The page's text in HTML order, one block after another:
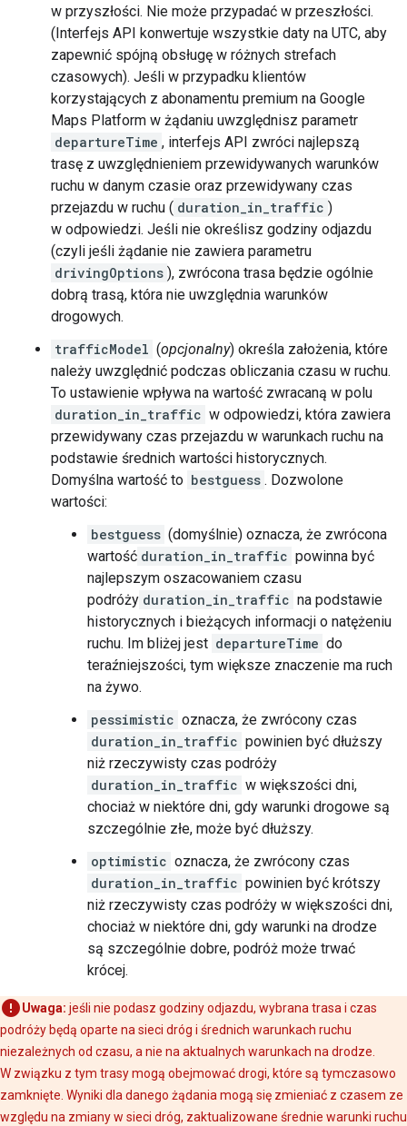
w przyszłości. Nie może przypadać w przeszłości.
(Interfejs API konwertuje wszystkie daty na UTC, aby
zapewnić spójną obsługę w różnych strefach
czasowych). Jeśli w przypadku klientów
korzystających z abonamentu premium na Google
Maps Platform w żądaniu uwzględnisz parametr
departureTime , interfejs API zwróci najlepszą
trasę z uwzględnieniem przewidywanych warunków
ruchu w danym czasie oraz przewidywany czas
przejazdu w ruchu ( duration_in_traffic )
w odpowiedzi. Jeśli nie określisz godziny odjazdu
(czyli jeśli żądanie nie zawiera parametru
drivingOptions ), zwrócona trasa będzie ogólnie
dobrą trasą, która nie uwzględnia warunków
drogowych.
trafficModel (opcjonalny) określa założenia, które
należy uwzględnić podczas obliczania czasu w ruchu.
To ustawienie wpływa na wartość zwracaną w polu
duration_in_traffic w odpowiedzi, która zawiera
przewidywany czas przejazdu w warunkach ruchu na
podstawie średnich wartości historycznych.
Domyślna wartość to bestguess . Dozwolone
wartości:
bestguess (domyślnie) oznacza, że zwrócona
wartość duration_in_traffic powinna być
najlepszym oszacowaniem czasu
podróży duration_in_traffic na podstawie
historycznych i bieżących informacji o natężeniu
ruchu. Im bliżej jest departureTime do
teraźniejszości, tym większe znaczenie ma ruch
na żywo.
pessimistic oznacza, że zwrócony czas
duration_in_traffic powinien być dłuższy
niż rzeczywisty czas podróży
duration_in_traffic w większości dni,
chociaż w niektóre dni, gdy warunki drogowe są
szczególnie złe, może być dłuższy.
optimistic oznacza, że zwrócony czas
duration_in_traffic powinien być krótszy
niż rzeczywisty czas podróży w większości dni,
chociaż w niektóre dni, gdy warunki na drodze
są szczególnie dobre, podróż może trwać
krócej.
Uwaga: jeśli nie podasz godziny odjazdu, wybrana trasa i czas
podróży będą oparte na sieci dróg i średnich warunkach ruchu
niezależnych od czasu, a nie na aktualnych warunkach na drodze.
W związku z tym trasy mogą obejmować drogi, które są tymczasowo
zamknięte. Wyniki dla danego żądania mogą się zmieniać z czasem ze
względu na zmiany w sieci dróg, zaktualizowane średnie warunki ruchu